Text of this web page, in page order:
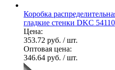
Коробка
гладкие стенки DKC 54110
Цена:
353.72 руб. / шт.
Оптовая цена:
346.64 руб. / шт.